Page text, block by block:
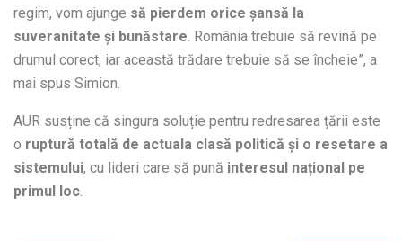
regim, vom ajunge să pierdem orice șansă la
suveranitate și bunăstare. România trebuie să revină pe
drumul corect, iar această trădare trebuie să se încheie”, a
mai spus Simion.
AUR susține că singura soluție pentru redresarea țării este
o ruptură totală de actuala clasă politică și o resetare a
sistemului, cu lideri care să pună interesul național pe
primul loc.